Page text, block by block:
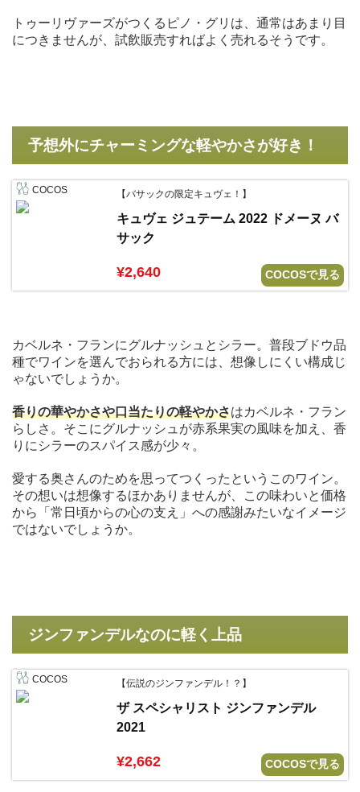
トゥーリヴァーズがつくるピノ・グリは、通常はあまり目
につきませんが、試飲販売すればよく売れるそうです。
予想外にチャーミングな軽やかさが好き！
COCOS 【バサックの限定キュヴェ！】
キュヴェ ジュテーム 2022 ドメーヌ バ
サック
¥2,640 COCOSで見る
カベルネ・フランにグルナッシュとシラー。普段ブドウ品
種でワインを選んでおられる方には、想像しにくい構成じ
ゃないでしょうか。
香りの華やかさや口当たりの軽やかさはカベルネ・フラン
らしさ。そこにグルナッシュが赤系果実の風味を加え、香
りにシラーのスパイス感が少々。
愛する奥さんのためを思ってつくったというこのワイン。
その想いは想像するほかありませんが、この味わいと価格
から「常日頃からの心の支え」への感謝みたいなイメージ
ではないでしょうか。
ジンファンデルなのに軽く上品
COCOS 【伝説のジンファンデル！？】
ザ スペシャリスト ジンファンデル
2021
¥2,662 COCOSで見る